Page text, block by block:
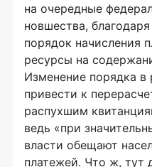
на очередные
новшества,
порядок начисления
ресурсы на
Изменение порядка
привести к
распухшим
ведь «при
власти обещают
платежей. Что ж, тут